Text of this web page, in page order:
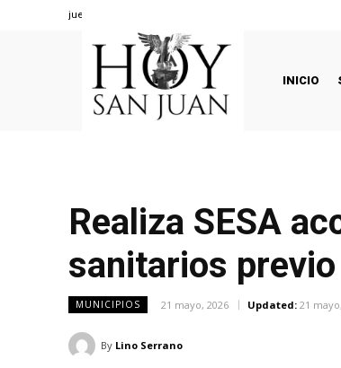
jueves, agosto 6, 2026
INICIO
Realiza SESA
sanitarios
MUNICIPIOS 21 mayo, 2026 Updated: 21
By Lino Serrano